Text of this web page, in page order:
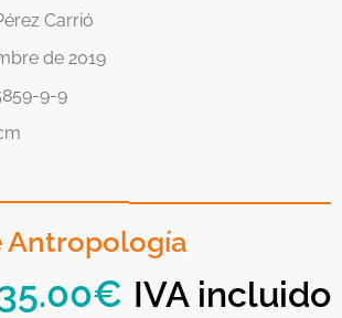
Carrió
de 2019
9-9
Antropología
€ IVA incluido